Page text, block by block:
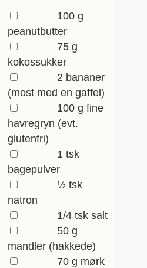
100 g
peanutbutter
75 g
kokossukker
2 bananer
(most med en gaffel)
100 g fine
havregryn (evt.
glutenfri)
1 tsk
bagepulver
½ tsk
natron
1/4 tsk salt
50 g
mandler (hakkede)
70 g mørk